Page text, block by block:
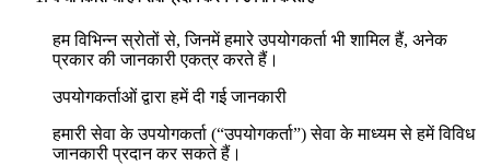
हम विभिन्न स्रोतों से, जिनमें हमारे उपयोगकर्ता भी शामिल हैं, अनेक
प्रकार की जानकारी एकत्र करते हैं।
उपयोगकर्ताओं द्वारा हमें दी गई जानकारी
हमारी सेवा के उपयोगकर्ता (“उपयोगकर्ता”) सेवा के माध्यम से हमें विविध
जानकारी प्रदान कर सकते हैं।